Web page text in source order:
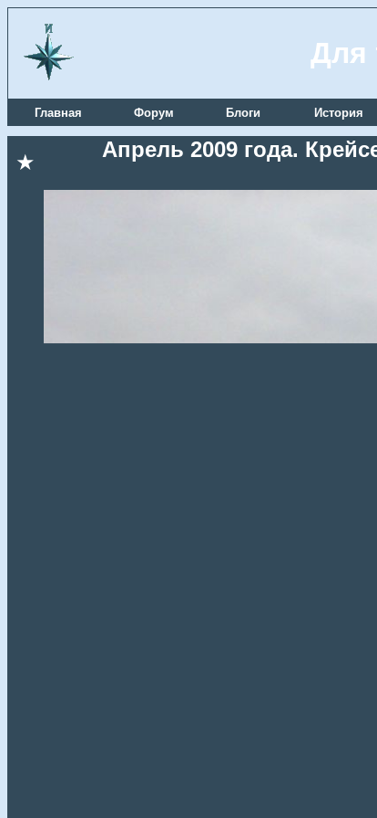
Для
Главная Форум Блоги История
★
Апрель 2009 года.